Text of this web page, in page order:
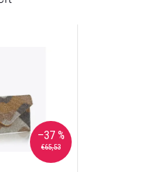
€65,53
–37 %